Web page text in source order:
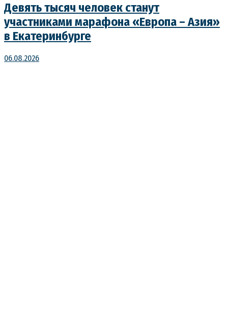
Девять тысяч человек станут
участниками марафона «Европа – Азия»
в Екатеринбурге
06.08.2026